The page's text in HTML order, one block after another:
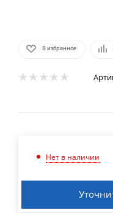
В избранное
Нет в наличии